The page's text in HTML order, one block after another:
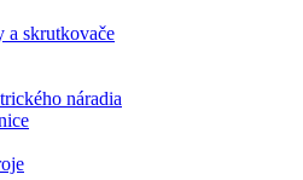
skrutkovače
náradia